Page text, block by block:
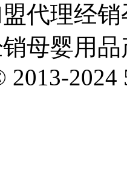
代理经
母婴用
2024